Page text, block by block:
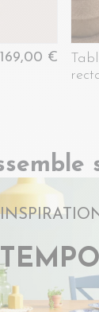
169,00 €